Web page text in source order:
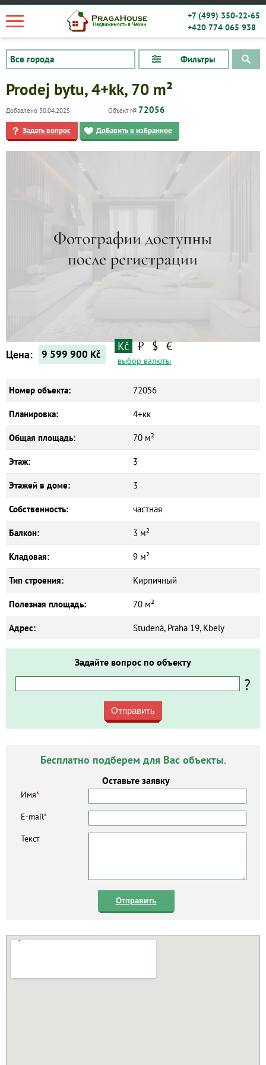
+7 (499) 350-22-65
+420 774 065 938
Фильтры
Prodej bytu, 4+kk, 70 m²
Добавлено 30.04.2025 Объект № 72056
Задать вопрос Добавить в избранное
Цена: 9 599 900 Kč
Kč ₽ $ €
выбор валюты
Номер объекта: 72056
Планировка: 4+кк
Общая площадь: 70 м²
Этаж: 3
Этажей в доме: 3
Собственность: частная
Балкон: 3 м²
Кладовая: 9 м²
Тип строения: Кирпичный
Полезная площадь: 70 м²
Адрес: Studená, Praha 19, Kbely
Задайте вопрос по объекту
?
Отправить
Бесплатно подберем для Вас объекты.
Оставьте заявку
Имя*
E-mail*
Текст
Отправить